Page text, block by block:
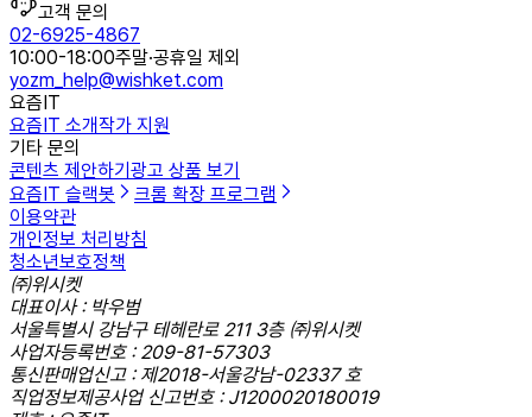
고객 문의
02-6925-4867
10:00-18:00주말·공휴일 제외
yozm_help@wishket.com
요즘IT
요즘IT 소개작가 지원
기타 문의
콘텐츠 제안하기 광고 상품 보기
요즘IT 슬랙봇
크롬 확장 프로그램
이용약관
개인정보 처리방침
청소년보호정책
㈜위시켓
대표이사 : 박우범
서울특별시 강남구 테헤란로 211 3층 ㈜위시켓
사업자등록번호 : 209-81-57303
통신판매업신고 : 제2018-서울강남-02337 호
직업정보제공사업 신고번호 : J1200020180019